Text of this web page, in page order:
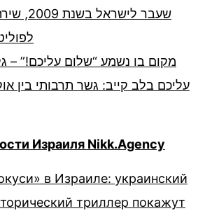
שעבר
מקום בו נשמע “שלום עליכם!” –
עליכם בלב קייב: גשר תרבותי בין
Израиля Nikk.Agency
в Израиле: украинский
триллер покажут